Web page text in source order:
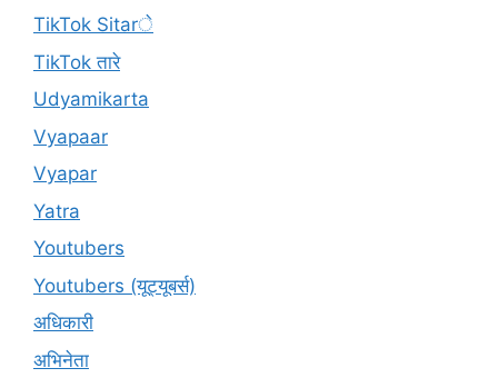
TikTok Sitarे
TikTok तारे
Udyamikarta
Vyapaar
Vyapar
Yatra
Youtubers
Youtubers (यूट्यूबर्स)
अधिकारी
अभिनेता